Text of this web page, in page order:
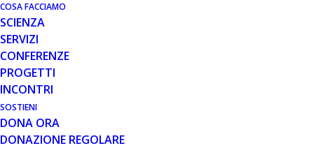
COSA FACCIAMO
SCIENZA
SERVIZI
CONFERENZE
PROGETTI
INCONTRI
SOSTIENI
DONA ORA
DONAZIONE REGOLARE
INCONTRI,NOTIZIE,